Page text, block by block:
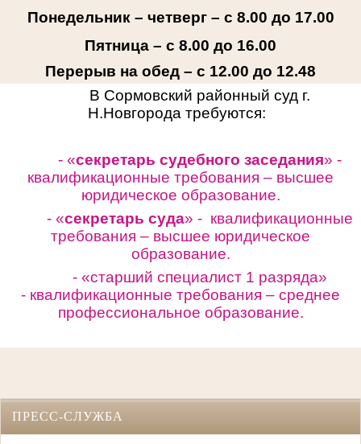
Понедельник – четверг – с 8.00 до 17.00
Пятница – с 8.00 до 16.00
Перерыв на обед – с 12.00 до 12.48
В Сормовский районный суд г.
Н.Новгорода требуются:
- «секретарь судебного заседания» -
квалификационные требования – высшее
юридическое образование.
- «секретарь суда» - квалификационные
требования – высшее юридическое
образование.
- «старший специалист 1 разряда»
- квалификационные требования – среднее
профессиональное образование.
ПРЕСС-СЛУЖБА